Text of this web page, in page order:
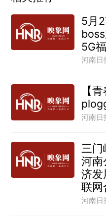
5月
5G
河南日
【
河南日
三
河南
济发
联网
河南日